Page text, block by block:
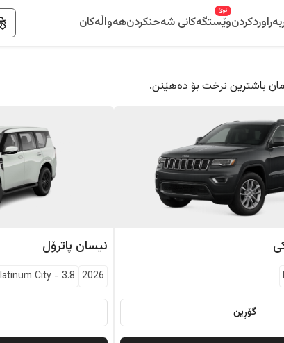
بەراوردکردنوێستگەکانی شەحنکردن
نوێ
هەواڵەکان
باشترین نرخت بۆ دەهێنن.
گۆڕین
نیسان پاترۆل
2026
City- 3.8